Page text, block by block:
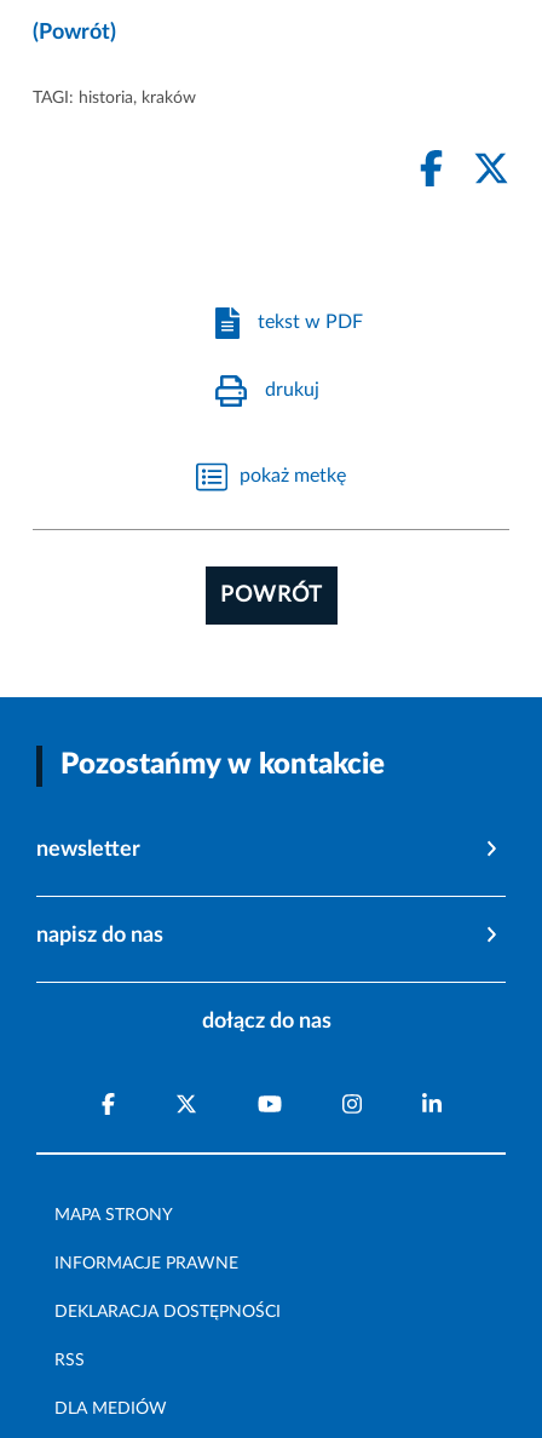
(Powrót)
TAGI: historia, kraków
tekst w PDF
drukuj
pokaż metkę
POWRÓT
Pozostańmy w kontakcie
newsletter
napisz do nas
dołącz do nas
MAPA STRONY
INFORMACJE PRAWNE
DEKLARACJA DOSTĘPNOŚCI
RSS
DLA MEDIÓW